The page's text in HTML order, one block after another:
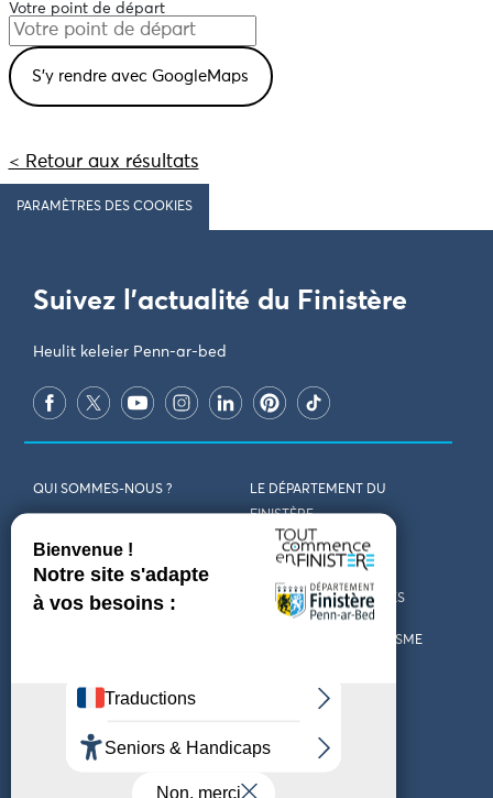
Votre point de départ
< Retour aux résultats
PARAMÈTRES DES COOKIES
Suivez l'actualité du Finistère
Heulit keleier Penn-ar-bed
QUI SOMMES-NOUS ?
LE DÉPARTEMENT DU
FINISTÈRE
REJOIGNEZ-NOUS VENIR EN FINISTÈRE
CONTACT CARTES ET BROCHURES
LES OFFICES DE TOURISME
D’ACCESSIBILITÉ